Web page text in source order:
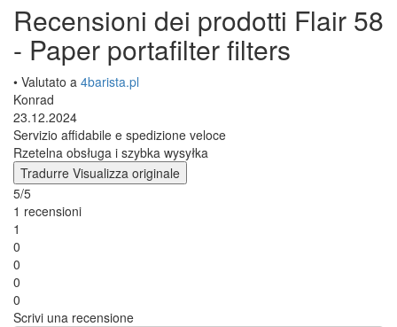
Recensioni dei prodotti Flair 58
- Paper portafilter filters
• Valutato a 4barista.pl
Konrad
23.12.2024
Servizio affidabile e spedizione veloce
Rzetelna obsługa i szybka wysyłka
Tradurre Visualizza originale
5/5
1 recensioni
1
0
0
0
0
Scrivi una recensione